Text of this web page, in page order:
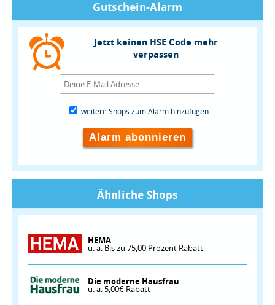
Gutschein-Alarm
Jetzt keinen HSE Code mehr
verpassen
weitere Shops zum Alarm hinzufügen
Alarm abonnieren
Ähnliche Shops
HEMA
u. a. Bis zu 75,00 Prozent Rabatt
Die moderne Hausfrau
u. a. 5,00€ Rabatt